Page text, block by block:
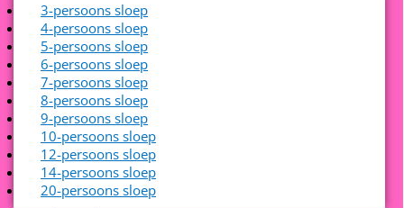
3-persoons sloep
4-persoons sloep
5-persoons sloep
6-persoons sloep
7-persoons sloep
8-persoons sloep
9-persoons sloep
10-persoons sloep
12-persoons sloep
14-persoons sloep
20-persoons sloep